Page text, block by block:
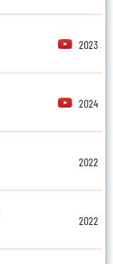
2023
2024
2022
2022